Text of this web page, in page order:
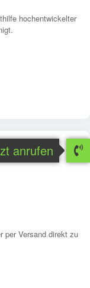
hochentwickelter
per Versand direkt zu
anrufen